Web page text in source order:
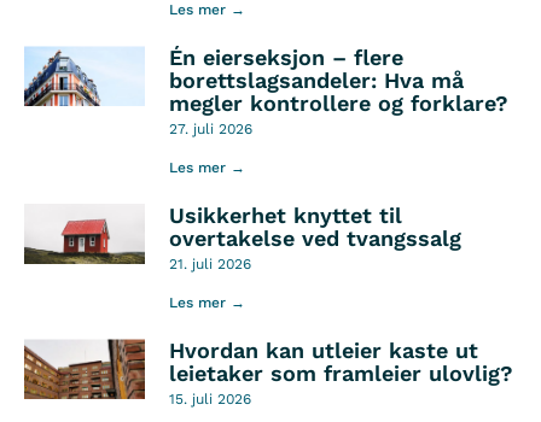
Les mer →
Én eierseksjon – flere
borettslagsandeler: Hva må
megler kontrollere og forklare?
27. juli 2026
Les mer →
Usikkerhet knyttet til
overtakelse ved tvangssalg
21. juli 2026
Les mer →
Hvordan kan utleier kaste ut
leietaker som framleier ulovlig?
15. juli 2026